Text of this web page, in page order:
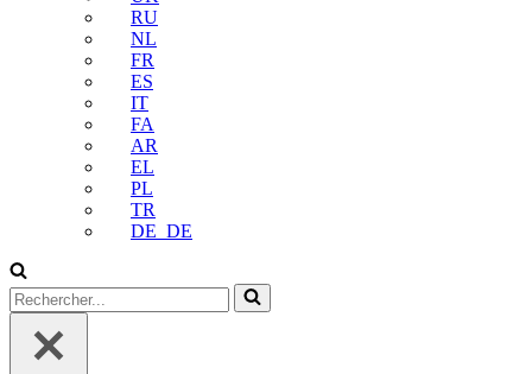
RU
NL
FR
ES
IT
FA
AR
EL
PL
TR
DE_DE
Rechercher...